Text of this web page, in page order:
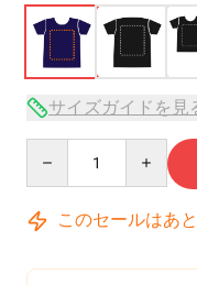
サイズガイドを見
このセールはあと